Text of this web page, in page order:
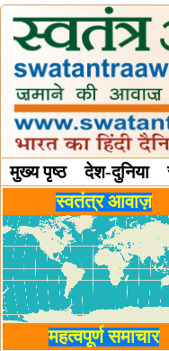
मुख्य पृष्ठ देश-दुनिया
विविध स्तंभस्वतंत्र आवाज़
महत्वपूर्ण समाचार